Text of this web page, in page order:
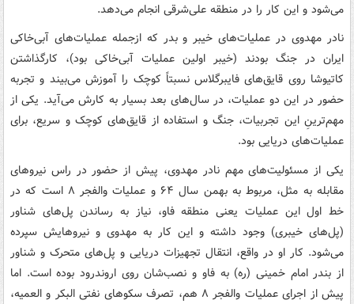
می‌شود و این کار را در منطقه علی‌شرقی انجام می‌دهد.
نادر مهدوی در عملیات‌های خیبر و بدر که ازجمله عملیات‌های آبی‌خاکی
ایران در جنگ بودند (خیبر اولین عملیات آبی‌خاکی بود)، کارگذاشتن
کاتیوشا روی قایق‌های فایبرگلاس نسبتاً کوچک را آموزش می‌بیند و تجربه
حضور در این دو عملیات، در سال‌های بعد بسیار به کارش می‌آید. یکی از
مهم‌ترینِ این تجربیات، جنگ و استفاده از قایق‌های کوچک و سریع، برای
عملیات‌های دریایی بود.
یکی از مسئولیت‌های مهم نادر مهدوی، پیش از حضور در راس نیروهای
مقابله به مثل، مربوط به بهمن سال ۶۴ و عملیات والفجر ۸ است که در
خط اول این عملیات یعنی منطقه فاو، نیاز به رساندن پل‌های شناور
(پل‌های خیبری) وجود داشته و این کار به مهدوی و نیروهایش سپرده
می‌شود. کار او در واقع، انتقال تجهیزات دریایی و پل‌های متحرک و شناور
از بندر امام خمینی (ره) به فاو و نصب‌شان روی اروندرود بوده است. اما
پیش از اجرای عملیات والفجر ۸ هم، تصرف سکوهای نفتی البکر و العمیه،